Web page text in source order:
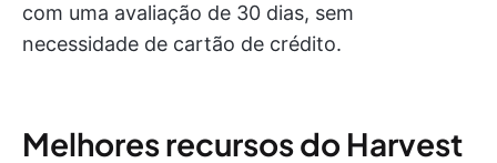
com uma avaliação de 30 dias, sem
necessidade de cartão de crédito.
Melhores recursos do Harvest